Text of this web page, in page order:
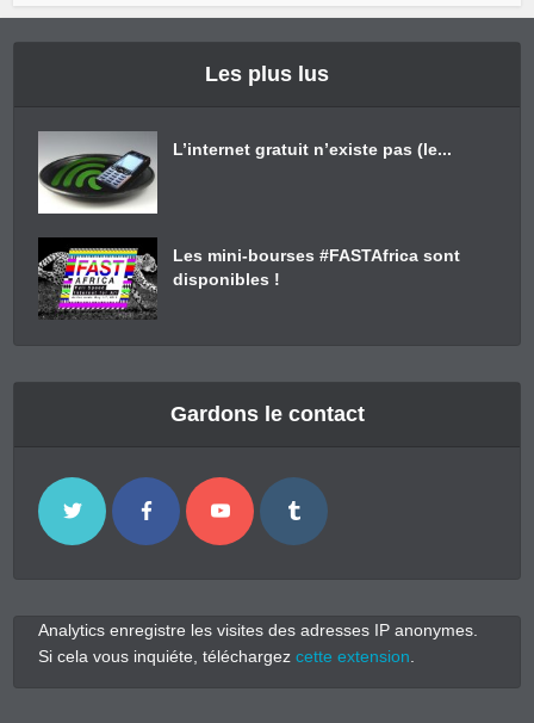
Les plus lus
L’internet gratuit n’existe pas (le...
Les mini-bourses #FASTAfrica sont
disponibles !
Gardons le contact
Analytics enregistre les visites des adresses IP anonymes.
Si cela vous inquiéte, téléchargezcette extension